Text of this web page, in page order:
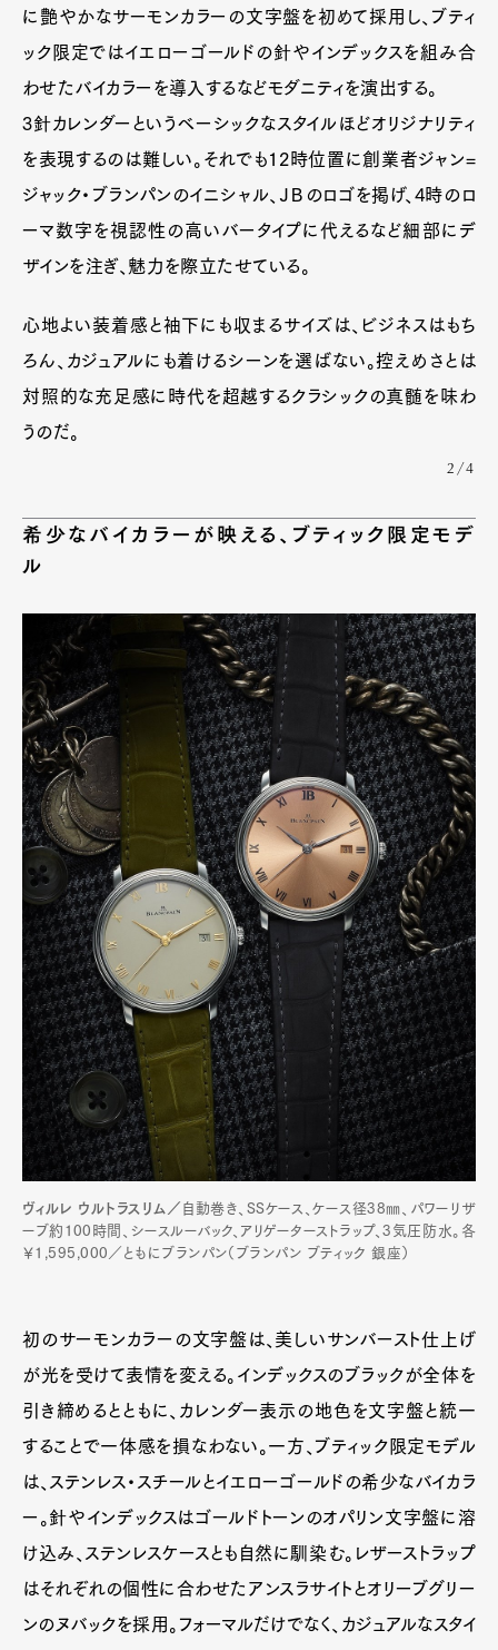
に艶やかなサーモンカラーの文字盤を初めて採用し、ブティ
ック限定ではイエローゴールドの針やインデックスを組み合
わせたバイカラーを導入するなどモダニティを演出する。
3針カレンダーというベーシックなスタイルほどオリジナリティ
を表現するのは難しい。それでも12時位置に創業者ジャン=
ジャック・ブランパンのイニシャル、ＪＢのロゴを掲げ、4時のロ
ーマ数字を視認性の高いバータイプに代えるなど細部にデ
ザインを注ぎ、魅力を際立たせている。
心地よい装着感と袖下にも収まるサイズは、ビジネスはもち
ろん、カジュアルにも着けるシーンを選ばない。控えめさとは
対照的な充足感に時代を超越するクラシックの真髄を味わ
うのだ。
2/4
希少なバイカラーが映える、ブティック限定モデ
ル
ヴィルレ ウルトラスリム／ 自動巻き、SSケース、ケース径38㎜、パワーリザ
ーブ約100時間、シースルーバック、アリゲーターストラップ、3気圧防水。各
￥1,595,000／ともにブランパン（ブランパン ブティック 銀座）
初のサーモンカラーの文字盤は、美しいサンバースト仕上げ
が光を受けて表情を変える。インデックスのブラックが全体を
引き締めるとともに、カレンダー表示の地色を文字盤と統一
することで一体感を損なわない。一方、ブティック限定モデル
は、ステンレス・スチールとイエローゴールドの希少なバイカラ
ー。針やインデックスはゴールドトーンのオパリン文字盤に溶
け込み、ステンレスケースとも自然に馴染む。レザーストラップ
はそれぞれの個性に合わせたアンスラサイトとオリーブグリー
ンのヌバックを採用。フォーマルだけでなく、カジュアルなスタイ